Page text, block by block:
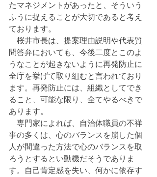
たマネジメントがあったと、そういう
ふうに捉えることが大切であると考え
ております。
桜井市長は、提案理由説明や代表質
問答弁においても、今後二度とこのよ
うなことが起きないように再発防止に
全庁を挙げて取り組むと言われており
ます。再発防止には、組織としてでき
ること、可能な限り、全てやるべきで
あります。
専門家によれば、自治体職員の不祥
事の多くは、心のバランスを崩した個
人が間違った方法で心のバランスを取
ろうとするとい動機だそうでありま
す。自己肯定感を失い、何かに依存す